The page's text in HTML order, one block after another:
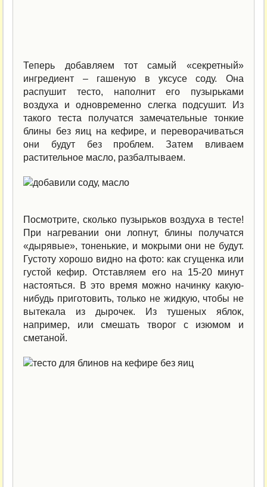
Теперь добавляем тот самый «секретный»
ингредиент – гашеную в уксусе соду. Она
распушит тесто, наполнит его пузырьками
воздуха и одновременно слегка подсушит. Из
такого теста получатся замечательные тонкие
блины без яиц на кефире, и переворачиваться
они будут без проблем. Затем вливаем
растительное масло, разбалтываем.
Посмотрите, сколько пузырьков воздуха в тесте!
При нагревании они лопнут, блины получатся
«дырявые», тоненькие, и мокрыми они не будут.
Густоту хорошо видно на фото: как сгущенка или
густой кефир. Отставляем его на 15-20 минут
настояться. В это время можно начинку какую-
нибудь приготовить, только не жидкую, чтобы не
вытекала из дырочек. Из тушеных яблок,
например, или смешать творог с изюмом и
сметаной.